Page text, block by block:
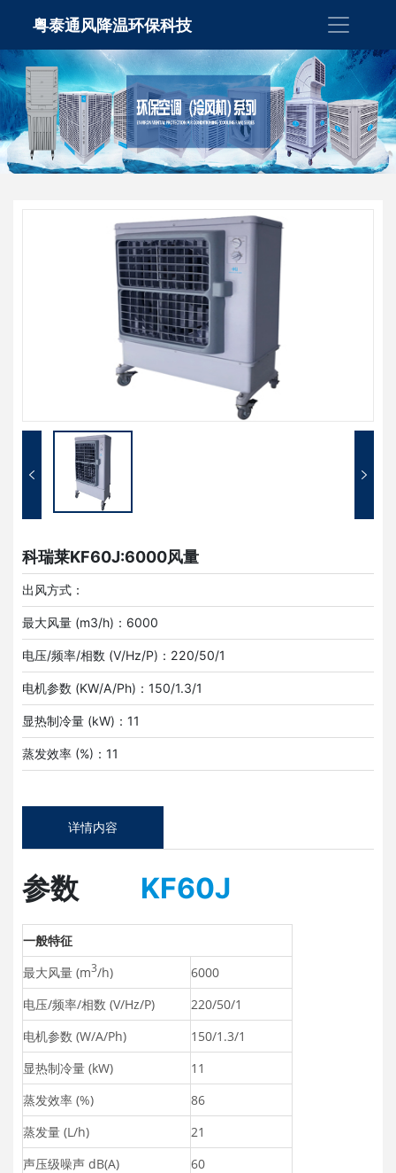
粤泰通风降温环保科技
科瑞莱KF60J:6000风量
出风方式：
最大风量 (m3/h)：6000
电压/频率/相数 (V/Hz/P)：220/50/1
电机参数 (KW/A/Ph)：150/1.3/1
显热制冷量 (kW)：11
蒸发效率 (%)：11
详情内容
参数 KF60J
一般特征
最大风量 (m3/h)
6000
电压/频率/相数 (V/Hz/P)
220/50/1
电机参数 (W/A/Ph)
150/1.3/1
显热制冷量 (kW)
11
蒸发效率 (%)
86
蒸发量 (L/h)
21
声压级噪声 dB(A)
60